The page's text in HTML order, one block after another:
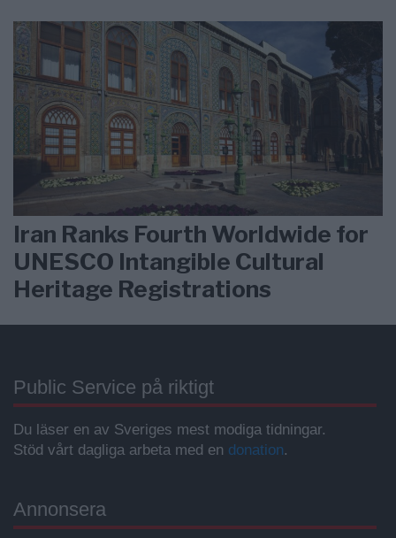
Iran Ranks Fourth Worldwide for
UNESCO Intangible Cultural
Heritage Registrations
Public Service på riktigt
Du läser en av Sveriges mest modiga tidningar.
Stöd vårt dagliga arbeta med en donation.
Annonsera